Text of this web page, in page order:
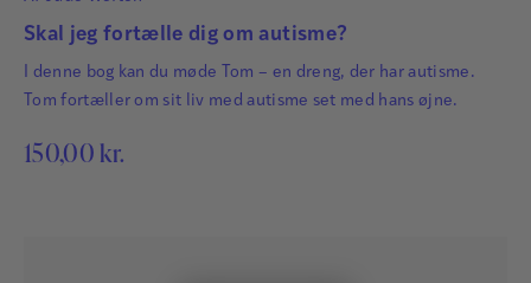
Skal jeg fortælle dig om autisme?
I denne bog kan du møde Tom – en dreng, der har autisme.
Tom fortæller om sit liv med autisme set med hans øjne.
150,00 kr.